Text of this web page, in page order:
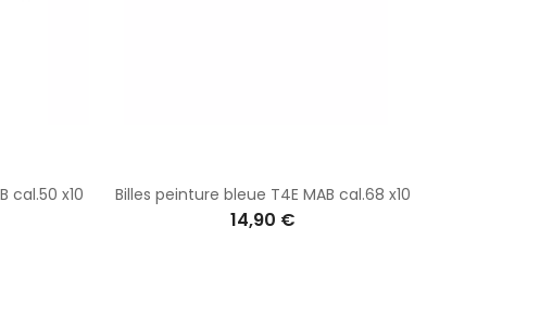
cal.50 x10 Billes peinture bleue T4E MAB cal.68 x10
14,90 €